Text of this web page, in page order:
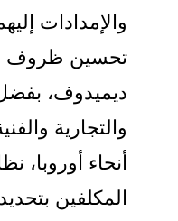
إليهم،
ظروف
بفضل
والفنية
أوروبا، نظاماً
بتحديد